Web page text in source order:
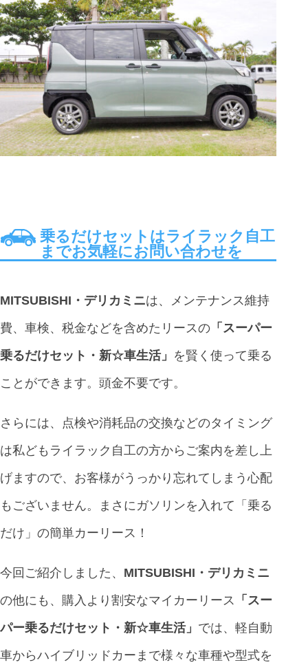
乗るだけセットはライラック自工
までお気軽にお問い合わせを
MITSUBISHI・デリカミニは、メンテナンス維持
費、車検、税金などを含めたリースの 「スーパー
乗るだけセット・新☆車生活」 を賢く使って乗る
ことができます。頭金不要です。
さらには、点検や消耗品の交換などのタイミング
は私どもライラック自工の方からご案内を差し上
げますので、お客様がうっかり忘れてしまう心配
もございません。まさにガソリンを入れて「乗る
だけ」の簡単カーリース！
今回ご紹介しました、 MITSUBISHI・デリカミニ
の他にも、購入より割安なマイカーリース
「 スー
パー乗るだけセット・新☆車生活」 では、軽自動
車からハイブリッドカーまで様々な車種や型式を